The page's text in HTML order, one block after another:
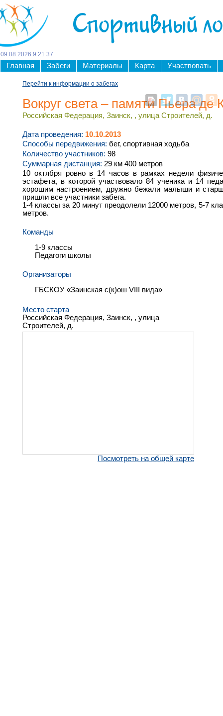
Спортивный
09 08 2026 9 21 38
Главная Забеги Материалы Карта Участвовать
Перейти к информации о забегах
Вокруг света – памяти Пьера де
Российская Федерация, Заинск, , улица Строителей, д.
Дата проведения: 10.10.2013
Способы передвижения: бег, спортивная ходьба
Количество участников: 98
Суммарная дистанция: 29 км 400 метров
10 октября ровно в 14 часов в рамках недели
эстафета, в которой участвовало 84 ученика и 14
хорошим настроением, дружно бежали малыши и
пришли все участники забега.
1-4 классы за 20 минут преодолели 12000 метров, 5-7
метров.
Команды
1-9 классы
Педагоги школы
Организаторы
ГБСКОУ «Заинская с(к)ош VIII вида»
Место старта
Российская Федерация, Заинск, , улица
Строителей, д.
Посмотреть на общей карте